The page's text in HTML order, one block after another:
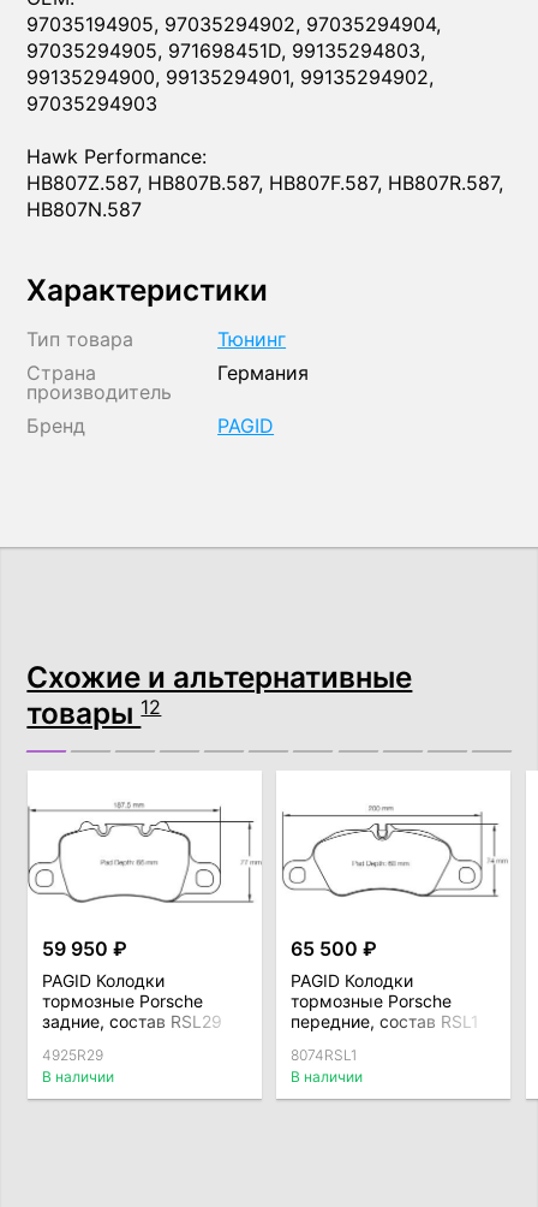
97035194905, 97035294902, 97035294904,
97035294905, 971698451D, 99135294803,
99135294900, 99135294901, 99135294902,
97035294903
Hawk Performance:
HB807Z.587, HB807B.587, HB807F.587, HB807R.587,
HB807N.587
Характеристики
Тип товара
Тюнинг
Страна
производитель
Германия
Бренд PAGID
Схожие и альтернативные
товары12
59 950 ₽
PAGID Колодки
тормозные Porsche
задние, состав RSL29
4925R29
В наличии
65 500 ₽
PAGID Колодки
тормозные Porsche
передние, состав RSL1
8074RSL1
В наличии